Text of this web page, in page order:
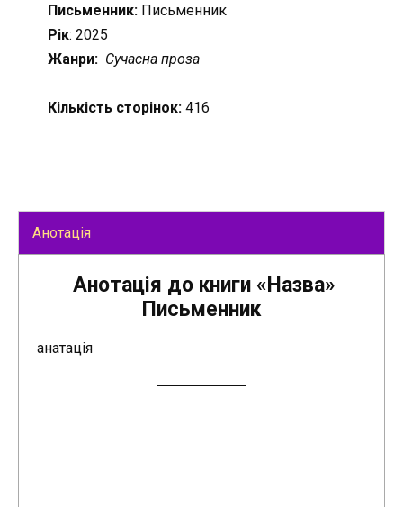
Письменник:Письменник
Рік: 2025
Жанри: Сучасна проза
Кількість сторінок:416
Анотація
Анотація до книги «Назва»
Письменник
анатація